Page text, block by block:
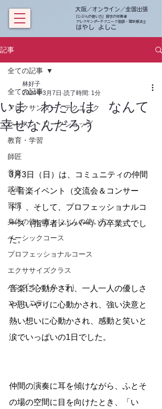
「じぶんの使い方」探求の伴奏者
アレクサンダーテクニーク教師・理学療法士
​ はやし よしこ
大阪／オンライン／全国出張
記事
全ての記事
アレクサンダー・テクニーク
レッスン・ワークショップ
教育・学習
師匠
音楽
武道
習慣
身体の使い方・じぶんの使い方
ベーシックコース
プロフェッショナルコース
エクササイズクラス
ハンズオン（タッチ）
コミュニティ
全ての記事
いま わたしは なんて
幸せなんだろう
林好子
2024年3月7日 読了時間: 1分
3月3日（日）は、コミュニティの仲間
と音楽イベント（交流会＆コンサー
ト）、そして、プロフェッショナルコ
ース（指導者メンバー）の卒業式でし
た。
音楽に心動かされ、一人一人の優しさ
や思いやりに心動かされ、強い決意と
熱い想いに心動かされ、感動と笑いと
涙でいっぱいの1日でした。
仲間の演奏に耳を傾けながら、ふとそ
の場の空間に目を向けたとき、「い